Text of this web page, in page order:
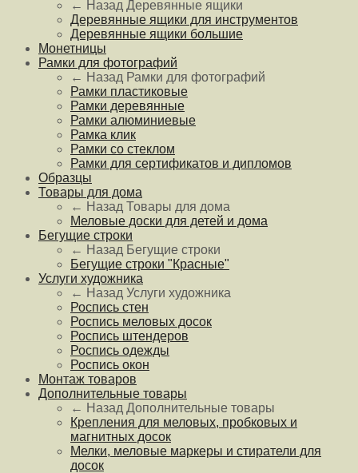
← Назад Деревянные ящики
Деревянные ящики для инструментов
Деревянные ящики большие
Монетницы
Рамки для фотографий
← Назад Рамки для фотографий
Рамки пластиковые
Рамки деревянные
Рамки алюминиевые
Рамка клик
Рамки со стеклом
Рамки для сертификатов и дипломов
Образцы
Товары для дома
← Назад Товары для дома
Меловые доски для детей и дома
Бегущие строки
← Назад Бегущие строки
Бегущие строки "Красные"
Услуги художника
← Назад Услуги художника
Роспись стен
Роспись меловых досок
Роспись штендеров
Роспись одежды
Роспись окон
Монтаж товаров
Дополнительные товары
← Назад Дополнительные товары
Крепления для меловых, пробковых и
магнитных досок
Мелки, меловые маркеры и стиратели для
досок